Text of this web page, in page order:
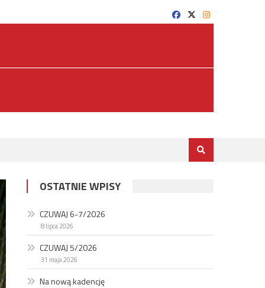
OSTATNIE WPISY
CZUWAJ 6-7/2026
8 lipca 2026
CZUWAJ 5/2026
31 maja 2026
Na nową kadencję